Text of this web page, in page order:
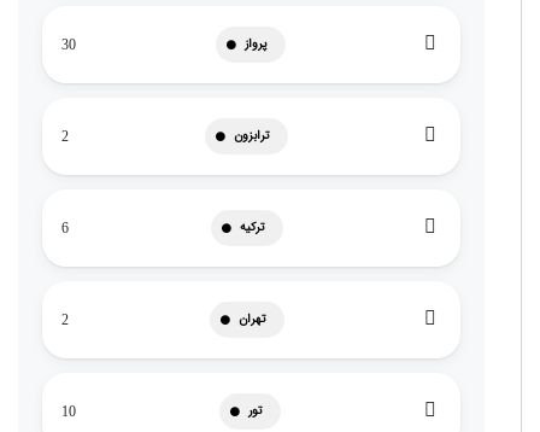
پرواز 30
ترابزون 2
ترکیه 6
تهران 2
تور 10